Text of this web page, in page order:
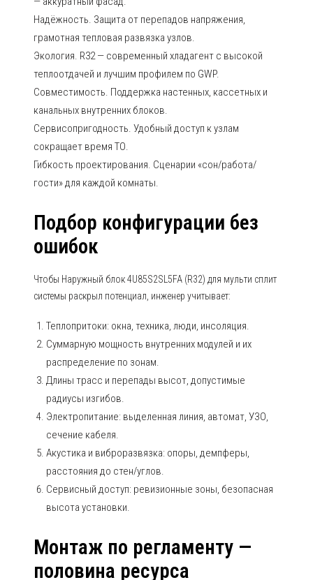
Надёжность. Защита от перепадов напряжения,
грамотная тепловая развязка узлов.
Экология. R32 — современный хладагент с высокой
теплоотдачей и лучшим профилем по GWP.
Совместимость. Поддержка настенных, кассетных и
канальных внутренних блоков.
Сервисопригодность. Удобный доступ к узлам
сокращает время ТО.
Гибкость проектирования. Сценарии «сон/работа/
гости» для каждой комнаты.
Подбор конфигурации без
ошибок
Чтобы Наружный блок 4U85S2SL5FA (R32) для мульти сплит
системы раскрыл потенциал, инженер учитывает:
Теплопритоки: окна, техника, люди, инсоляция.
Суммарную мощность внутренних модулей и их
распределение по зонам.
Длины трасс и перепады высот, допустимые
радиусы изгибов.
Электропитание: выделенная линия, автомат, УЗО,
сечение кабеля.
Акустика и виброразвязка: опоры, демпферы,
расстояния до стен/углов.
Сервисный доступ: ревизионные зоны, безопасная
высота установки.
Монтаж по регламенту —
половина ресурса